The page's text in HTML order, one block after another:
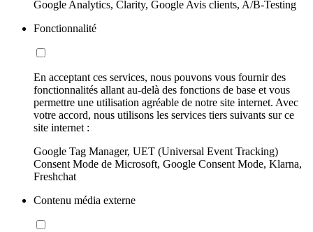
Google Analytics, Clarity, Google Avis clients, A/B-Testing
Fonctionnalité
En acceptant ces services, nous pouvons vous fournir des
fonctionnalités allant au-delà des fonctions de base et vous
permettre une utilisation agréable de notre site internet. Avec
votre accord, nous utilisons les services tiers suivants sur ce
site internet :
Google Tag Manager, UET (Universal Event Tracking)
Consent Mode de Microsoft, Google Consent Mode, Klarna,
Freshchat
Contenu média externe